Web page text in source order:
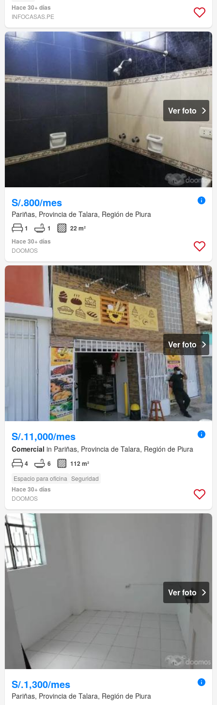
Hace 30+ días
INFOCASAS.PE
Ver foto
S/.800/mes
Pariñas, Provincia de Talara, Región de Piura
1 1
22 m²
Hace 30+ días
DOOMOS
Ver foto
S/.11,000/mes
Comercial in Pariñas, Provincia de Talara, Región de Piura
4 6 112 m²
Espacio para oficina Seguridad
Hace 30+ días
DOOMOS
Ver foto
S/.1,300/mes
Pariñas, Provincia de Talara, Región de Piura